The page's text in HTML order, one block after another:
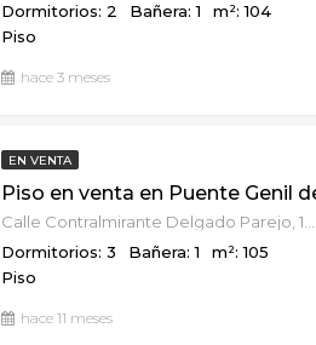
Dormitorios: 2
Bañera: 1
m²: 104
Piso
hace 3 meses
EN VENTA
Dormitorios: 3
Bañera: 1
m²: 105
Piso
hace 11 meses